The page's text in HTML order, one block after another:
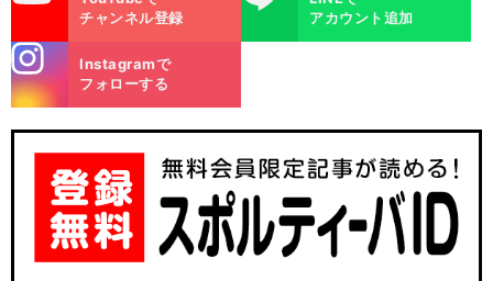
チャンネル登録
アカウント追加
m
Instagramで
フォローする